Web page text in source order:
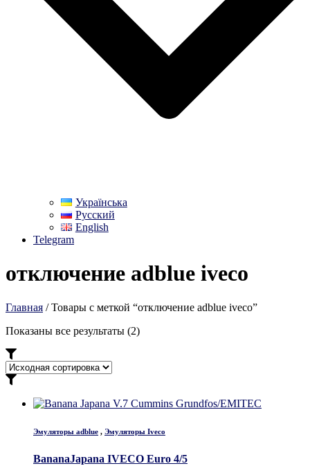
Українська
Русский
English
Telegram
отключение adblue iveco
Главная / Товары с меткой “отключение adblue iveco”
Показаны все результаты (2)
Эмуляторы adblue , Эмуляторы Iveco
BananaJapana IVECO Euro 4/5